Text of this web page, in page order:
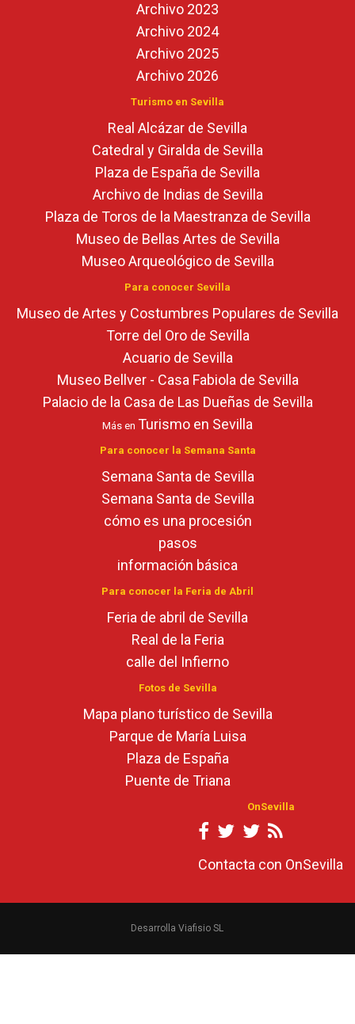
Archivo 2023
Archivo 2024
Archivo 2025
Archivo 2026
Turismo en Sevilla
Real Alcázar de Sevilla
Catedral y Giralda de Sevilla
Plaza de España de Sevilla
Archivo de Indias de Sevilla
Plaza de Toros de la Maestranza de Sevilla
Museo de Bellas Artes de Sevilla
Museo Arqueológico de Sevilla
Para conocer Sevilla
Museo de Artes y Costumbres Populares de Sevilla
Torre del Oro de Sevilla
Acuario de Sevilla
Museo Bellver - Casa Fabiola de Sevilla
Palacio de la Casa de Las Dueñas de Sevilla
Más en Turismo en Sevilla
Para conocer la Semana Santa
Semana Santa de Sevilla
Semana Santa de Sevilla
cómo es una procesión
pasos
información básica
Para conocer la Feria de Abril
Feria de abril de Sevilla
Real de la Feria
calle del Infierno
Fotos de Sevilla
Mapa plano turístico de Sevilla
Parque de María Luisa
Plaza de España
Puente de Triana
OnSevilla
Contacta con OnSevilla
Desarrolla Viafisio SL